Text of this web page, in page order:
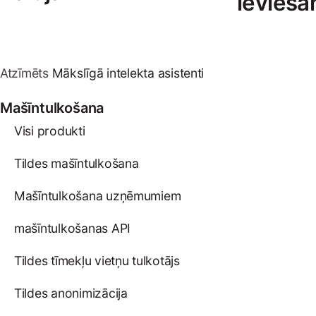
Atzīmēts Mākslīgā intelekta asistenti
Mašīntulkošana
Visi produkti
Tildes mašīntulkošana
Mašīntulkošana uzņēmumiem
mašīntulkošanas API
Tildes tīmekļu vietņu tulkotājs
Tildes anonimizācija